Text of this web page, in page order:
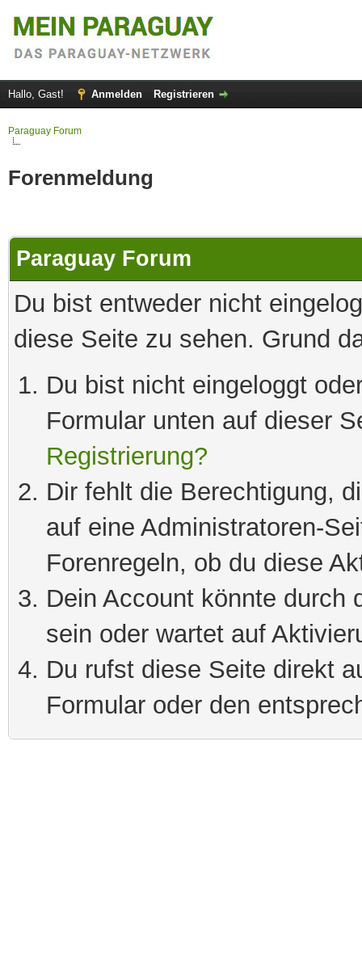
Hallo, Gast! Anmelden Registrieren
Paraguay Forum
Forenmeldung
Paraguay Forum
Du bist entweder nicht
diese Seite zu sehen. Grund
Du bist nicht eingeloggt
Formular unten auf dieser
Registrierung?
Dir fehlt die Berechtigung,
auf eine Administratoren-
Forenregeln, ob du diese
Dein Account könnte durch
sein oder wartet auf
Du rufst diese Seite direkt
Formular oder den